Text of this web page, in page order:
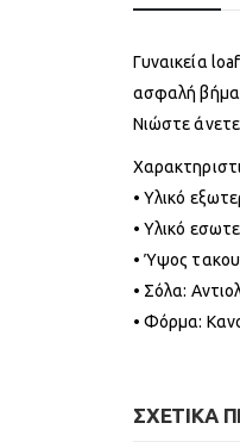
Γυναικεία
ασφαλή
Νιώστε
• Υλικό
• Υλικό
• Ύψος
• Σόλα:
• Φόρμα:
ΣΧΕΤΙΚΆ